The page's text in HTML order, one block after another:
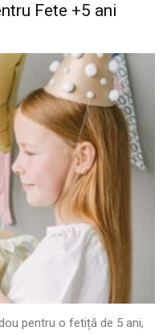
Fete +5 ani
pentru o fetiță de 5 ani,